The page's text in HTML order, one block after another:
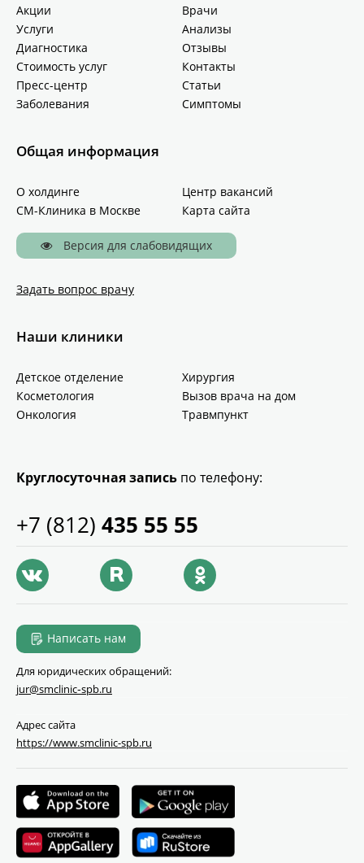
Акции
Врачи
Услуги
Анализы
Диагностика
Отзывы
Стоимость услуг
Контакты
Пресс-центр
Статьи
Заболевания
Симптомы
Общая информация
О холдинге
Центр вакансий
СМ-Клиника в Москве
Карта сайта
Версия для слабовидящих
Задать вопрос врачу
Наши клиники
Детское отделение
Хирургия
Косметология
Вызов врача на дом
Онкология
Травмпункт
Круглосуточная запись по телефону:
+7 (812) 435 55 55
Написать нам
Для юридических обращений:
jur@smclinic‑spb.ru
Адрес сайта
https://www.smclinic-spb.ru